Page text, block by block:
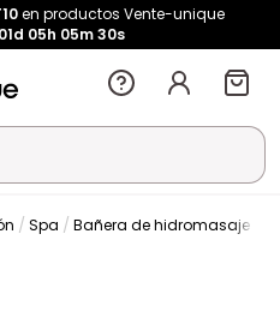
en productos Vente-unique
01d 05h 05m 29s
Spa Bañera de hidromasaje de